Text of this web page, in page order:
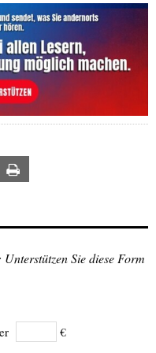
Sie diese Form
€